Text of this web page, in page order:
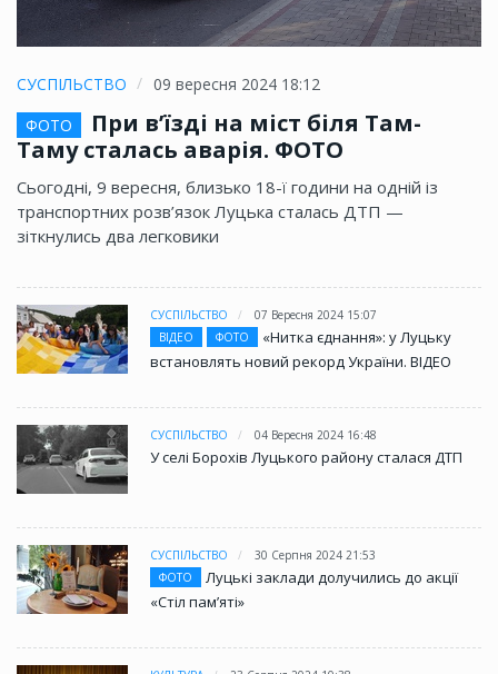
СУСПІЛЬСТВО
09 вересня 2024 18:12
ФОТО
При в’їзді на міст біля Там-
Таму сталась аварія. ФОТО
Сьогодні, 9 вересня, близько 18-ї години на одній із
транспортних розв’язок Луцька сталась ДТП —
зіткнулись два легковики
СУСПІЛЬСТВО
07 Вересня 2024 15:07
ВІДЕО
ФОТО
«Нитка єднання»: у Луцьку
встановлять новий рекорд України. ВІДЕО
СУСПІЛЬСТВО 04 Вересня 2024 16:48
У селі Борохів Луцького району сталася ДТП
СУСПІЛЬСТВО
30 Серпня 2024 21:53
ФОТО
Луцькі заклади долучились до акції
«Стіл памʼяті»